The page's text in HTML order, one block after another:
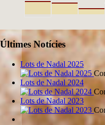
Últimes Notícies
Lots de Nadal 2025
Lots de Nadal 2024
Lots de Nadal 2023